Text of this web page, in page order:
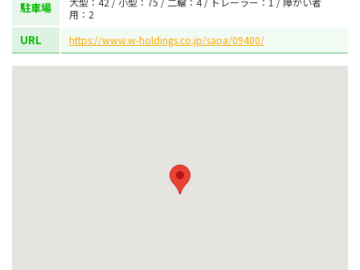
駐車場
用：2
URL https://www.w-holdings.co.jp/sapa/09400/